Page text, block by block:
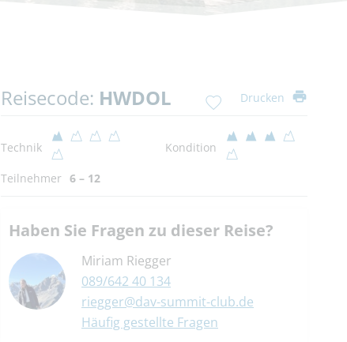
Reisecode: HWDOL Drucken
Technik Kondition
Teilnehmer 6 – 12
Haben Sie Fragen zu dieser Reise?
Miriam Riegger
089/642 40 134
riegger@dav-summit-club.de
Häufig gestellte Fragen